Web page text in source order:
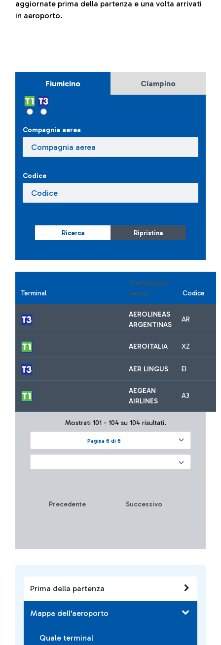
Prima della partenza
Mappa dell'aeroporto
Quale terminal
aggiornate prima della partenza e una volta arrivati
in aeroporto.
Fiumicino Ciampino
Compagnia aerea
Codice
Ricerca Ripristina
Terminal
Compagnia
aerea
Codice
AEROLINEAS
ARGENTINAS
AR
AEROITALIA XZ
AER LINGUS EI
AEGEAN
AIRLINES
A3
Pagina 6 di 6
Mostrati 101 - 104 su 104 risultati.
Precedente Successivo